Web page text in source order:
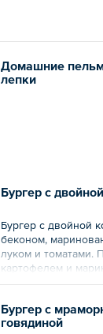
Домашние
лепки
Бургер с
Бургер с двойной
беконом,
луком и томатами.
картофелем и
Бургер с
говядиной